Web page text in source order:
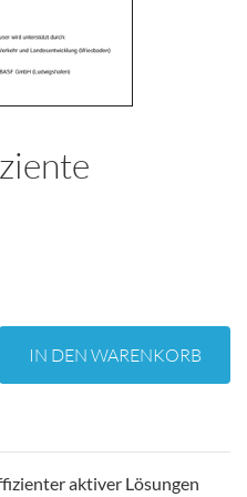
IN DEN WARENKORB
aktiver Lösungen